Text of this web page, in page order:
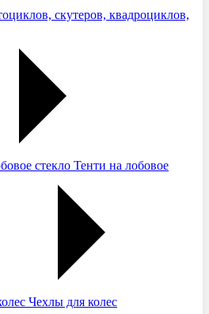
скутеров, квадроциклов,
Тенти на лобовое
Чехлы для колес